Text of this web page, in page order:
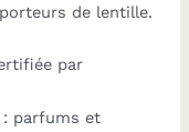
de lentille.
par
: parfums et